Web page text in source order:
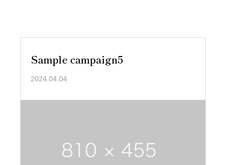
Sample campaign5
2024.04.04